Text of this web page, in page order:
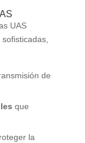
UAS
de
que
la